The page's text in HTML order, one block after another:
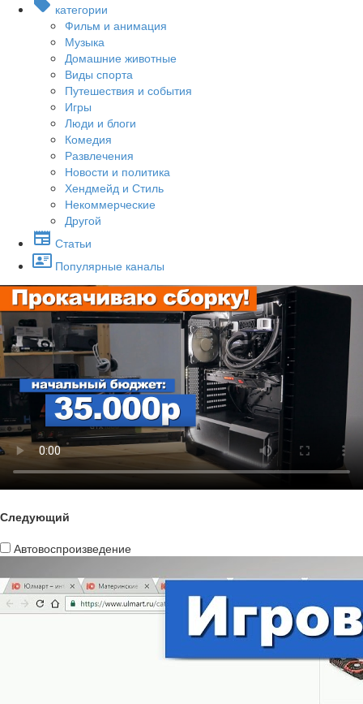
категории
Фильм и анимация
Музыка
Домашние животные
Виды спорта
Путешествия и события
Игры
Люди и блоги
Комедия
Развлечения
Новости и политика
Хендмейд и Стиль
Некоммерческие
Другой
Статьи
Популярные каналы
Следующий
Автовоспроизведение